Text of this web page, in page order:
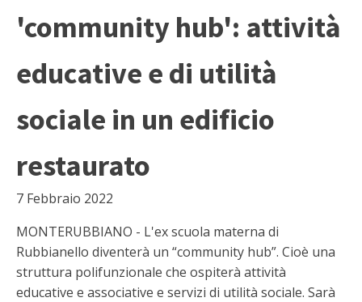
'community hub': attività
educative e di utilità
sociale in un edificio
restaurato
7 Febbraio 2022
MONTERUBBIANO - L'ex scuola materna di
Rubbianello diventerà un “community hub”. Cioè una
struttura polifunzionale che ospiterà attività
educative e associative e servizi di utilità sociale. Sarà